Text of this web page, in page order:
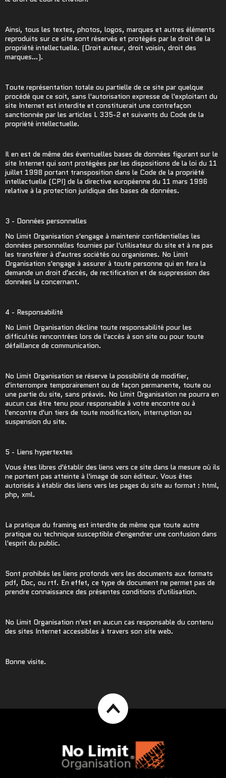
Ainsi, tous les textes, photos, logos, marques et autres éléments
reproduits sur ce site sont réservés et protégés par le droit de la
propriété intellectuelle. (Droit auteur, droit voisin, droit des
marques…).
Toute représentation totale ou partielle de ce site par quelque
procédé que ce soit, sans l'autorisation expresse de l'exploitant du
site Internet est interdite et constituerait une contrefaçon
sanctionnée par les articles L 335-2 et suivants du Code de la
propriété intellectuelle.
Il en est de même des éventuelles bases de données figurant sur le
site Internet qui sont protégées par les dispositions de la loi du 11
juillet 1998 portant transposition dans le Code de la propriété
intellectuelle (CPI) de la directive européenne du 11 mars 1996
relative à la protection juridique des bases de données.
3 - Données personnelles
No Limit Organisation s'engage à maintenir confidentielles les
données personnelles fournies par l'utilisateur du site et à ne pas
les transférer à d'autres sociétés ou organismes. No Limit
Organisation s'engage à assurer à toute personne qui en fera la
demande un droit d'accès, de rectification et de suppression des
données la concernant.
4 - Responsabilité
No Limit Organisation décline toute responsabilité pour les
difficultés rencontrées lors de l'accès à son site ou pour toute
défaillance de communication.
No Limit Organisation se réserve la possibilité de modifier,
d'interrompre temporairement ou de façon permanente, toute ou
une partie du site, sans préavis. No Limit Organisation ne pourra en
aucun cas être tenu pour responsable à votre encontre ou à
l'encontre d'un tiers de toute modification, interruption ou
suspension du site.
5 - Liens hypertextes
Vous êtes libres d'établir des liens vers ce site dans la mesure où ils
ne portent pas atteinte à l'image de son éditeur. Vous êtes
autorisés à établir des liens vers les pages du site au format : html,
php, xml.
La pratique du framing est interdite de même que toute autre
pratique ou technique susceptible d'engendrer une confusion dans
l'esprit du public.
Sont prohibés les liens profonds vers les documents aux formats
pdf, Doc, ou rtf. En effet, ce type de document ne permet pas de
prendre connaissance des présentes conditions d'utilisation.
No Limit Organisation n'est en aucun cas responsable du contenu
des sites Internet accessibles à travers son site web.
Bonne visite.